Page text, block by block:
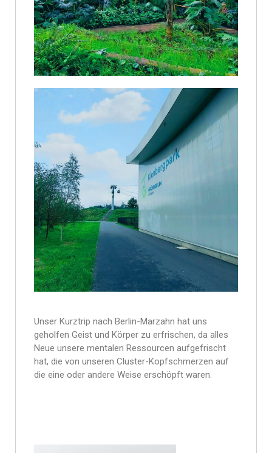
Unser Kurztrip nach Berlin-Marzahn hat uns
geholfen Geist und Körper zu erfrischen, da alles
Neue unsere mentalen Ressourcen aufgefrischt
hat, die von unseren Cluster-Kopfschmerzen auf
die eine oder andere Weise erschöpft waren.